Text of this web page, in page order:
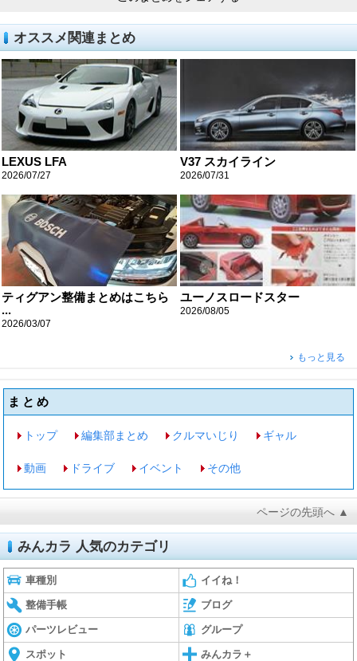
オススメ関連まとめ
LEXUS LFA
2026/07/27
V37 スカイライン
2026/07/31
ティグアン整備まとめはこちら
...
2026/03/07
ユーノスロードスター
2026/08/05
もっと見る
まとめ
トップ 編集部まとめ クルマいじり ギャル
動画 ドライブ イベント その他
ページの先頭へ ▲
みんカラ 人気のカテゴリ
車種別 イイね！
整備手帳 ブログ
パーツレビュー グループ
スポット みんカラ＋